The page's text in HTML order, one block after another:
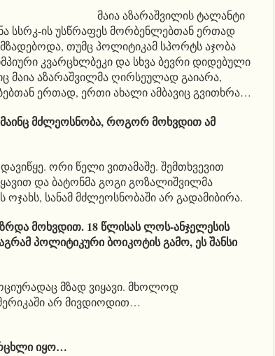
მაია აზარაშვილის ტალანტი
სსრკ-ის უსწრაფეს მორბენლებთან ერთად
თუმც პოლიტიკამ სპორტს აჯობა
კვარცხლბეკი და სხვა ბევრი დიდებული
მაია აზარაშვილმა ღირსეულად გაიარა,
ერთად, ერთი ახალი ამბავიც გვითხრა…
მძლეოსნობა, როგორ მოხვდით ამ
ორი წელი ვითამაშე. შემთხვევით
და ბატონმა გოგი გოზალიშვილმა
ოჯახს, სანამ მძლეოსნობაში არ გადამიბირა.
მოხვდით. 18 წლისას ლოს-ანჯელესის
პოლიტიკური ბოიკოტის გამო, ეს შანსი
მზად ვიყავი. მხოლოდ
არ მივდიოდით…
იყო…